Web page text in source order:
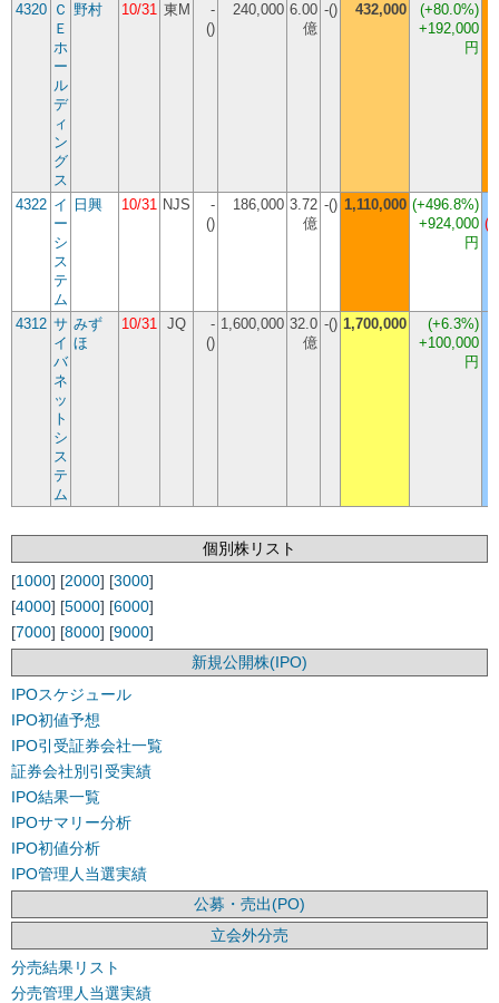
4320 Ｃ
Ｅ
ホ
ー
ル
デ
ィ
ン
グ
ス
野村 10/31 東M
-
()
240,000 6.00
億
-() 432,000 (+80.0%)
+192,000
円
4322 イ
ー
シ
ス
テ
ム
日興 10/31 NJS
-
()
186,000 3.72
億
-() 1,110,000 (+496.8%)
+924,000
円
(-
4312 サ
イ
バ
ネ
ッ
ト
シ
ス
テ
ム
みず
ほ
10/31 JQ
-
()
1,600,000 32.0
億
-() 1,700,000 (+6.3%)
+100,000
円
個別株リスト
[1000] [2000] [3000]
[4000] [5000] [6000]
[7000] [8000] [9000]
新規公開株(IPO)
IPOスケジュール
IPO初値予想
IPO引受証券会社一覧
証券会社別引受実績
IPO結果一覧
IPOサマリー分析
IPO初値分析
IPO管理人当選実績
公募・売出(PO)
立会外分売
分売結果リスト
分売管理人当選実績